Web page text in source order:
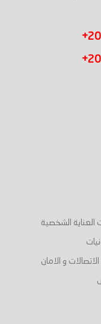
العناية الشخصية
و الامان